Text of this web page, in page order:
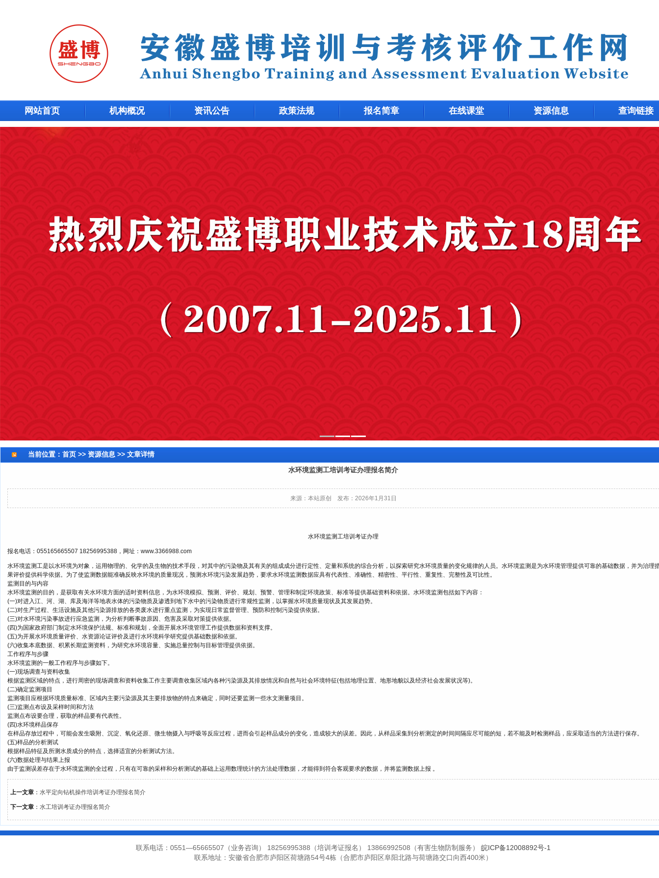
网站首页 机构概况 资讯公告 政策法规 报名简章 在线课堂 资源信息 查询链接
当前位置： 首页 >> 资源信息 >> 文章详情
水环境监测工培训考证办理报名简介
来源：本站原创 发布：2026年1月31日
水环境监测工培训考证办理
报名电话：055165665507 18256995388，网址：www.3366988.com
水环境监测工是以水环境为对象，运用物理的、化学的及生物的技术手段，对其中的污染物及其有关的组成成分进行定性、定量和系统的综合分析，以探索研究水环境质量的变化规律的人员。水环境监测是为水环境管理提供可靠的基础数据，并为治理
果评价提供科学依据。为了使监测数据能准确反映水环境的质量现况，预测水环境污染发展趋势，要求水环境监测数据应具有代表性、准确性、精密性、平行性、重复性、完整性及可比性。
监测目的与内容
水环境监测的目的，是获取有关水环境方面的适时资料信息，为水环境模拟、预测、评价、规划、预警、管理和制定环境政策、标准等提供基础资料和依据。水环境监测包括如下内容：
(一)对进入江、河、湖、库及海洋等地表水体的污染物质及渗透到地下水中的污染物质进行常规性监测，以掌握水环境质量现状及其发展趋势。
(二)对生产过程、生活设施及其他污染源排放的各类废水进行重点监测，为实现日常监督管理、预防和控制污染提供依据。
(三)对水环境污染事故进行应急监测，为分析判断事故原因、危害及采取对策提供依据。
(四)为国家政府部门制定水环境保护法规、标准和规划，全面开展水环境管理工作提供数据和资料支撑。
(五)为开展水环境质量评价、水资源论证评价及进行水环境科学研究提供基础数据和依据。
(六)收集本底数据、积累长期监测资料，为研究水环境容量、实施总量控制与目标管理提供依据。
工作程序与步骤
水环境监测的一般工作程序与步骤如下。
(一)现场调查与资料收集
根据监测区域的特点，进行周密的现场调查和资料收集工作主要调查收集区域内各种污染源及其排放情况和自然与社会环境特征(包括地理位置、地形地貌以及经济社会发展状况等)。
(二)确定监测项目
监测项目应根据环境质量标准、区域内主要污染源及其主要排放物的特点来确定，同时还要监测一些水文测量项目。
(三)监测点布设及采样时间和方法
监测点布设要合理，获取的样品要有代表性。
(四)水环境样品保存
在样品存放过程中，可能会发生吸附、沉淀、氧化还原、微生物摄入与呼吸等反应过程，进而会引起样品成分的变化，造成较大的误差。因此，从样品采集到分析测定的时间间隔应尽可能的短，若不能及时检测样品，应采取适当的方法进行保存。
(五)样品的分析测试
根据样品特征及所测水质成分的特点，选择适宜的分析测试方法。
(六)数据处理与结果上报
由于监测误差存在于水环境监测的全过程，只有在可靠的采样和分析测试的基础上运用数理统计的方法处理数据，才能得到符合客观要求的数据，并将监测数据上报 。
上一文章 ： 水平定向钻机操作培训考证办理报名简介
下一文章 ： 水工培训考证办理报名简介
联系电话：0551—65665507（业务咨询） 18256995388（培训考证报名） 13866992508（有害生物防制服务） 皖ICP备12008892号-1
联系地址：安徽省合肥市庐阳区荷塘路54号4栋（合肥市庐阳区阜阳北路与荷塘路交口向西400米）